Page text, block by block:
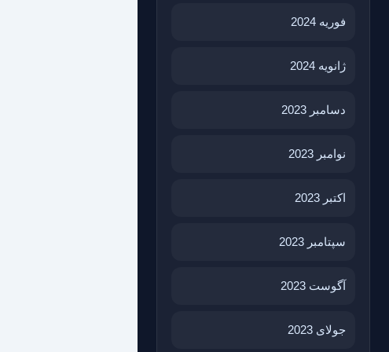
فوریه 2024
ژانویه 2024
دسامبر 2023
نوامبر 2023
اکتبر 2023
سپتامبر 2023
آگوست 2023
جولای 2023